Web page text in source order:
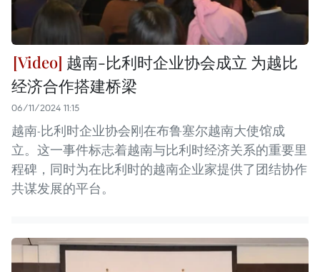
越南-比利时企业协会成立 为越比
经济合作搭建桥梁
06/11/2024 11:15
越南-比利时企业协会刚在布鲁塞尔越南大使馆成
立。这一事件标志着越南与比利时经济关系的重要里
程碑，同时为在比利时的越南企业家提供了团结协作
共谋发展的平台。